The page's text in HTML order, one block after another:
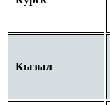
Кызыл